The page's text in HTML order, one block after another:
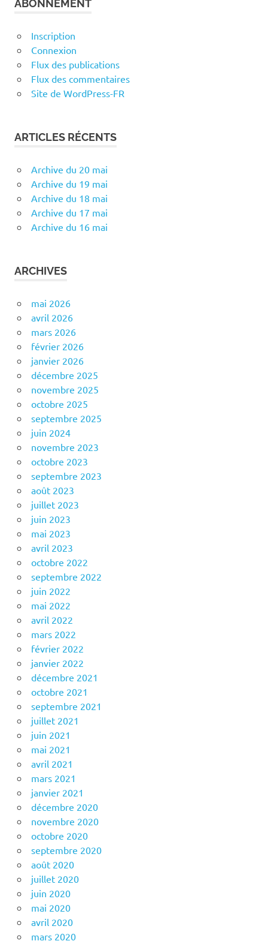
ABONNEMENT
Inscription
Connexion
Flux des publications
Flux des commentaires
Site de WordPress-FR
ARTICLES RÉCENTS
Archive du 20 mai
Archive du 19 mai
Archive du 18 mai
Archive du 17 mai
Archive du 16 mai
ARCHIVES
mai 2026
avril 2026
mars 2026
février 2026
janvier 2026
décembre 2025
novembre 2025
octobre 2025
septembre 2025
juin 2024
novembre 2023
octobre 2023
septembre 2023
août 2023
juillet 2023
juin 2023
mai 2023
avril 2023
octobre 2022
septembre 2022
juin 2022
mai 2022
avril 2022
mars 2022
février 2022
janvier 2022
décembre 2021
octobre 2021
septembre 2021
juillet 2021
juin 2021
mai 2021
avril 2021
mars 2021
janvier 2021
décembre 2020
novembre 2020
octobre 2020
septembre 2020
août 2020
juillet 2020
juin 2020
mai 2020
avril 2020
mars 2020